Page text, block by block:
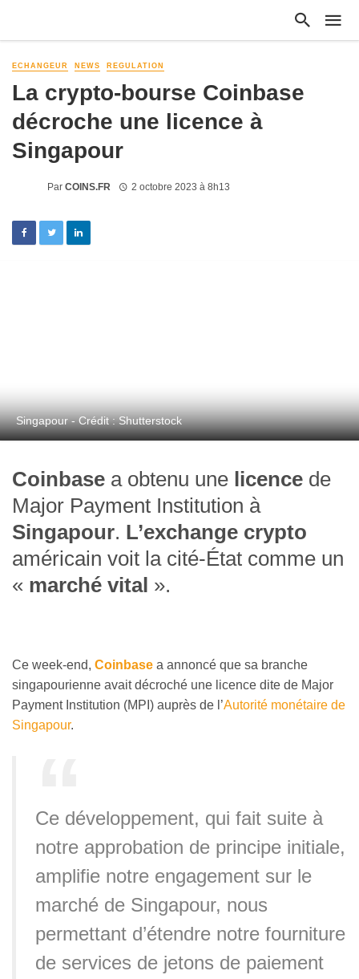
ECHANGEUR NEWS REGULATION
La crypto-bourse Coinbase
décroche une licence à
Singapour
Par COINS.FR 2 octobre 2023 à 8h13
Singapour - Crédit : Shutterstock
Coinbase a obtenu une licence de
Major Payment Institution à
Singapour. L’exchange crypto
américain voit la cité-État comme un
« marché vital ».
Ce week-end, Coinbase a annoncé que sa branche
singapourienne avait décroché une licence dite de Major
Payment Institution (MPI) auprès de l’Autorité monétaire de
Singapour.
Ce développement, qui fait suite à
notre approbation de principe initiale,
amplifie notre engagement sur le
marché de Singapour, nous
permettant d’étendre notre fourniture
de services de jetons de paiement